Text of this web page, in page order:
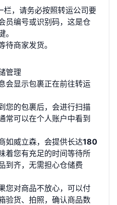
栏，请务必按照转运公司要
员编号或识别码，这是仓
待商家发货。
管理
会显示包裹正在前往转运
您的包裹后，会进行扫描
常可以在个人账户中看到
如威立森，会提供长达180
着您有充足的时间等待所
到齐，无需担心仓储费
您对商品不放心，可以付
验货、拍照，确认商品数